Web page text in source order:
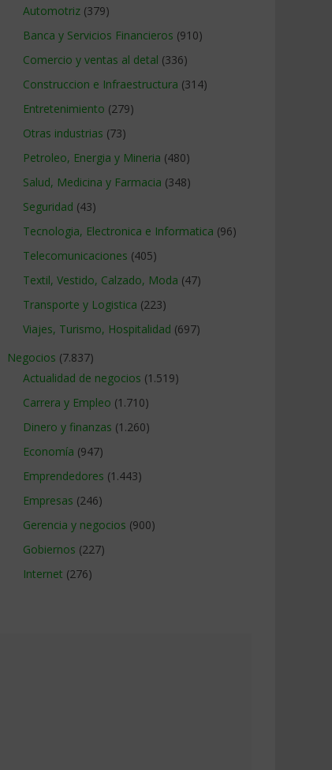
Automotriz (379)
Banca y Servicios Financieros (910)
Comercio y ventas al detal (336)
Construccion e Infraestructura (314)
Entretenimiento (279)
Otras industrias (73)
Petroleo, Energia y Mineria (480)
Salud, Medicina y Farmacia (348)
Seguridad (43)
Tecnologia, Electronica e Informatica (96)
Telecomunicaciones (405)
Textil, Vestido, Calzado, Moda (47)
Transporte y Logistica (223)
Viajes, Turismo, Hospitalidad (697)
Negocios (7.837)
Actualidad de negocios (1.519)
Carrera y Empleo (1.710)
Dinero y finanzas (1.260)
Economía (947)
Emprendedores (1.443)
Empresas (246)
Gerencia y negocios (900)
Gobiernos (227)
Internet (276)